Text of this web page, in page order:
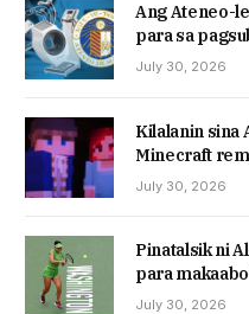
Ang Ateneo-
para sa
July 30, 2026
Kilalanin sina
Minecraft
July 30, 2026
Pinatalsik ni
para
July 30, 2026